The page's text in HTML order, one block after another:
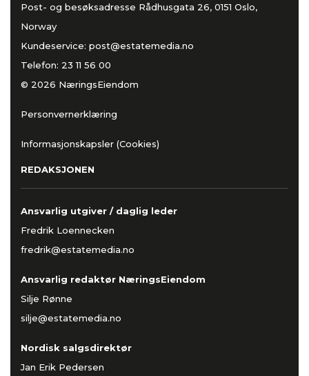
Post- og besøksadresse Rådhusgata 26, 0151 Oslo,
Norway
Kundeservice: post@estatemedia.no
Telefon: 23 11 56 00
© 2026 NæringsEiendom
Personvernerklæring
Informasjonskapsler (Cookies)
REDAKSJONEN
Ansvarlig utgiver / daglig leder
Fredrik Loennecken
fredrik@estatemedia.no
Ansvarlig redaktør NæringsEiendom
Silje Rønne
silje@estatemedia.no
Nordisk salgsdirektør
Jan Erik Pedersen